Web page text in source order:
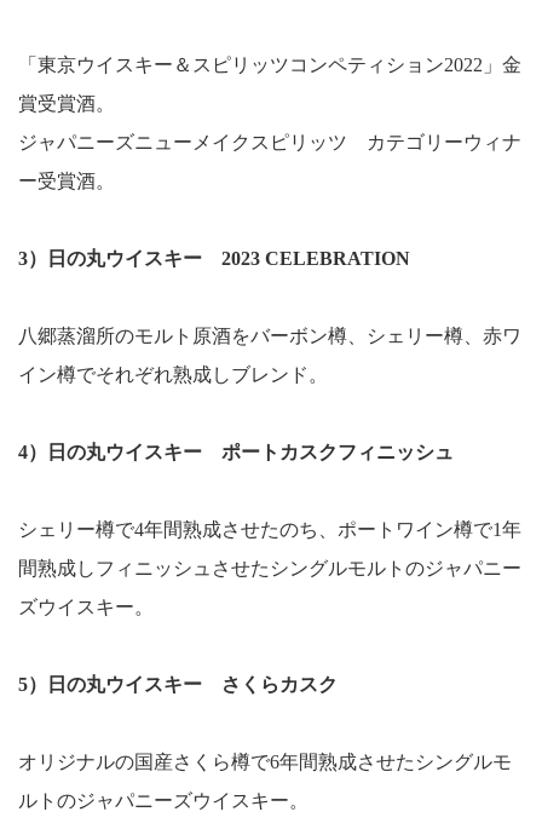
「東京ウイスキー＆スピリッツコンペティション2022」金
賞受賞酒。
ジャパニーズニューメイクスピリッツ カテゴリーウィナ
ー受賞酒。
3）日の丸ウイスキー 2023 CELEBRATION
八郷蒸溜所のモルト原酒をバーボン樽、シェリー樽、赤ワ
イン樽でそれぞれ熟成しブレンド。
4）日の丸ウイスキー ポートカスクフィニッシュ
シェリー樽で4年間熟成させたのち、ポートワイン樽で1年
間熟成しフィニッシュさせたシングルモルトのジャパニー
ズウイスキー。
5）日の丸ウイスキー さくらカスク
オリジナルの国産さくら樽で6年間熟成させたシングルモ
ルトのジャパニーズウイスキー。